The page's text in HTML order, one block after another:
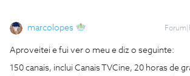
marcolopes
Aproveitei e fui ver o meu e diz o seguinte:
150 canais, inclui Canais TVCine, 20 horas de